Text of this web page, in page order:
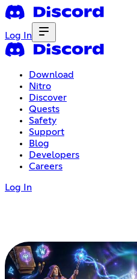
Log In
Download
Nitro
Discover
Quests
Safety
Support
Blog
Developers
Careers
Log In